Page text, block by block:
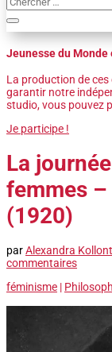
Jeunesse du Monde
La production de
garantir notre
studio, vous pouvez
Je participe !
La
femmes
(1920)
parAlexandra
commentaires
féminisme |